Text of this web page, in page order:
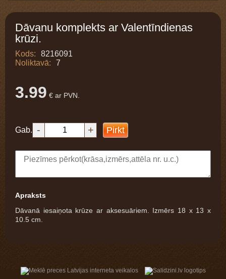
Dāvanu komplekts ar Valentīndienas
krūzi.
Kods:
8216091
Noliktavā:
7
3.99 € ar PVN.
Gab. - + Pirkt
Apraksts
Dāvanā iesaiņota krūze ar aksesuāriem. Izmērs 18 x 13 x
10.5 cm.